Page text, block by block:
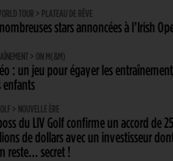
TOUR > PLATEAU DE RÊVE
stars annoncées à l’Irish
> ON M(&M)
: un jeu pour égayer les
enfants
> NOUVELLE ÈRE
du LIV Golf confirme un accord de
de dollars avec un investisseur
reste… secret !